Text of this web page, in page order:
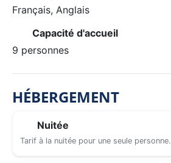
Français, Anglais
Capacité d'accueil
9 personnes
HÉBERGEMENT
Nuitée
Tarif à la nuitée pour une seule personne.